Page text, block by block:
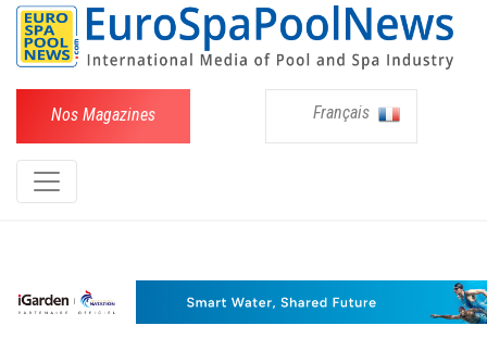
Nos Magazines Français